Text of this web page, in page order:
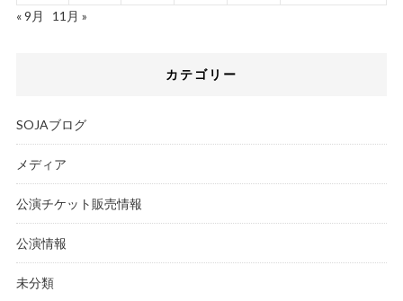
« 9月
11月 »
カテゴリー
SOJAブログ
メディア
公演チケット販売情報
公演情報
未分類